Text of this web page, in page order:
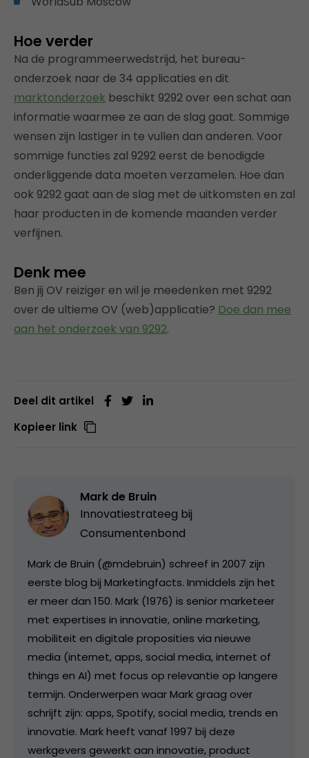
Hoe verder
Na de programmeerwedstrijd, het bureau-
onderzoek naar de 34 applicaties en dit
marktonderzoek beschikt 9292 over een schat aan
informatie waarmee ze aan de slag gaat. Sommige
wensen zijn lastiger in te vullen dan anderen. Voor
sommige functies zal 9292 eerst de benodigde
onderliggende data moeten verzamelen. Hoe dan
ook 9292 gaat aan de slag met de uitkomsten en zal
haar producten in de komende maanden verder
verfijnen.
Denk mee
Ben jij OV reiziger en wil je meedenken met 9292
over de ultieme OV (web)applicatie? Doe dan mee
aan het onderzoek van 9292.
Deel dit artikel
Kopieer link
Mark de Bruin
Innovatiestrateeg bij
Consumentenbond
Mark de Bruin (@mdebruin) schreef in 2007 zijn
eerste blog bij Marketingfacts. Inmiddels zijn het
er meer dan 150. Mark (1976) is senior marketeer
met expertises in innovatie, online marketing,
mobiliteit en digitale proposities via nieuwe
media (internet, apps, social media, internet of
things en AI) met focus op relevantie op langere
termijn. Onderwerpen waar Mark graag over
schrijft zijn: apps, Spotify, social media, trends en
innovatie. Mark heeft vanaf 1997 bij deze
werkgevers gewerkt aan innovatie, product